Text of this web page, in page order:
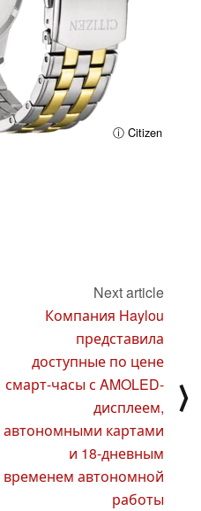
ⓘ Citizen
Next article
Компания Haylou
представила
доступные по цене
смарт-часы с AMOLED-
дисплеем,
автономными картами
и 18-дневным
временем автономной
работы
⟩